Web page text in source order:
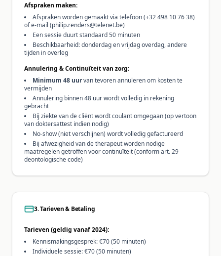
Afspraken maken:
Afspraken worden gemaakt via telefoon (+32 498 10 76 38)
of e-mail (philip.renders@telenet.be)
Een sessie duurt standaard 50 minuten
Beschikbaarheid: donderdag en vrijdag overdag, andere
tijden in overleg
Annulering & Continuïteit van zorg:
Minimum 48 uurvan tevoren annuleren om kosten te
vermijden
Annulering binnen 48 uur wordt volledig in rekening
gebracht
Bij ziekte van de cliënt wordt coulant omgegaan (op vertoon
van doktersattest indien nodig)
No-show (niet verschijnen) wordt volledig gefactureerd
Bij afwezigheid van de therapeut worden nodige
maatregelen getroffen voor continuïteit (conform art. 29
deontologische code)
3. Tarieven & Betaling
Tarieven (geldig vanaf 2024):
Kennismakingsgesprek: €70 (50 minuten)
Individuele sessie: €70 (50 minuten)